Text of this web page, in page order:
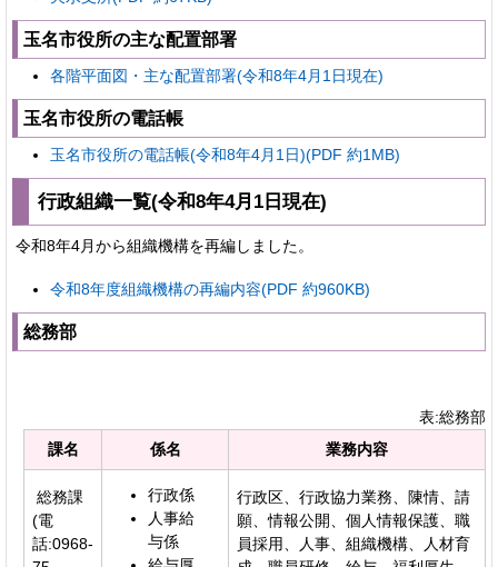
玉名市役所の主な配置部署
各階平面図・主な配置部署(令和8年4月1日現在)
玉名市役所の電話帳
玉名市役所の電話帳(令和8年4月1日)(PDF 約1MB)
行政組織一覧(令和8年4月1日現在)
令和8年4月から組織機構を再編しました。
令和8年度組織機構の再編内容(PDF 約960KB)
総務部
表:総務部
課名
係名 業務内容
総務課
(電
話:0968-
行政係
人事給
与係
行政区、行政協力業務、陳情、請
願、情報公開、個人情報保護、職
員採用、人事、組織機構、人材育